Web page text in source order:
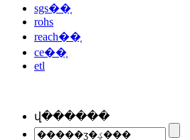
sgs��֤
rohs
reach��֤
ce��֤
etl
վ������